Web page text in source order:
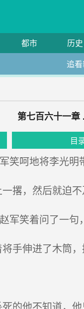
都市 历史
追
第七百六十一章
目
笑呵地将李光明
撂，然后就迫不
军笑着问了一句
手伸进了木筒，